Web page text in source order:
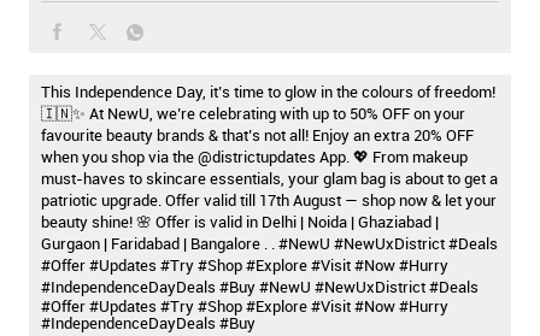
This Independence Day, it’s time to glow in the colours of freedom!
🇮🇳✨ At NewU, we’re celebrating with up to 50% OFF on your
favourite beauty brands & that’s not all! Enjoy an extra 20% OFF
when you shop via the @districtupdates App. 💖 From makeup
must-haves to skincare essentials, your glam bag is about to get a
patriotic upgrade. Offer valid till 17th August — shop now & let your
beauty shine! 🌸 Offer is valid in Delhi | Noida | Ghaziabad |
Gurgaon | Faridabad | Bangalore . . #NewU #NewUxDistrict #Deals
#Offer #Updates #Try #Shop #Explore #Visit #Now #Hurry
#IndependenceDayDeals #Buy#NewU #NewUxDistrict#Deals
#Offer#Updates #Try#Shop#Explore#Visit#Now#Hurry
#IndependenceDayDeals #Buy